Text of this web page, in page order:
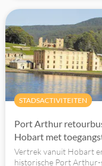
STADSACTIVITEITEN
Port Arthur
Hobart met
Vertrek vanuit Hobart
historische Port Arthur-